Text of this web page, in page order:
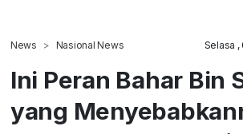
News Nasional News Selasa ,
Ini Peran Bahar Bin
yang